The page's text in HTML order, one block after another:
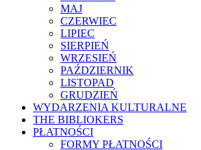
MAJ
CZERWIEC
LIPIEC
SIERPIEŃ
WRZESIEŃ
PAŹDZIERNIK
LISTOPAD
GRUDZIEŃ
WYDARZENIA KULTURALNE
THE BIBLIOKERS
PŁATNOŚCI
FORMY PŁATNOŚCI